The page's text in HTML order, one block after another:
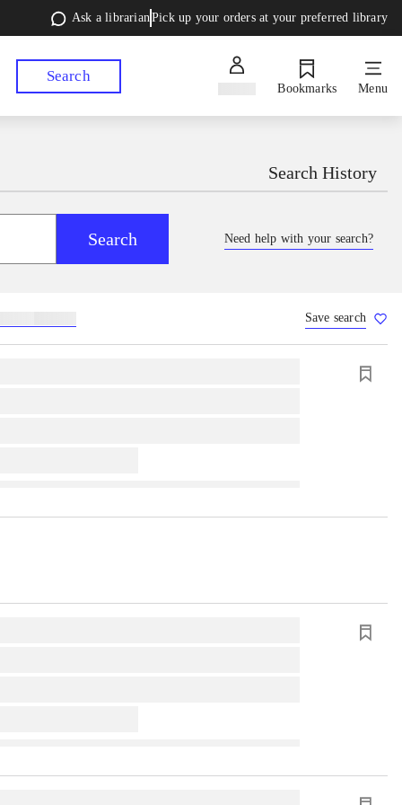
Ask a librarianPick up your orders at your preferred library
Search
Bookmarks Menu
Search History
Search Need help with your search?
Save search